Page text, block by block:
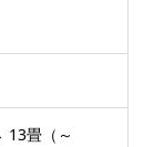
13畳（～